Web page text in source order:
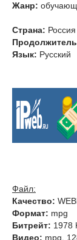
Жанр:
Страна: Россия
Язык: Русский
Файл:
Качество:
Формат: mpg
Битрейт: 1978
Видео: mpg,